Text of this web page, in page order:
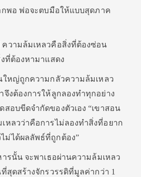
กพอ พ่อจะตบมือให้แบบสุดภาค
วามล้มเหลวคือสิ่งที่ต้องซ่อน
ที่ต้องหามาแสดง
ใหญ่ถูกความกลัวความล้มเหลว
จึงต้องการให้ลูกลองทำทุกอย่าง
อบขีดจำกัดของตัวเอง “เขาสอน
หลวว่าคือการไม่ลองทำสิ่งที่อยาก
ม่ได้ผลลัพธ์ที่ถูกต้อง”
รนั้น จะพาเธอผ่านความล้มเหลว
สุดสร้างจักรวรรดิที่มูลค่ากว่า 1